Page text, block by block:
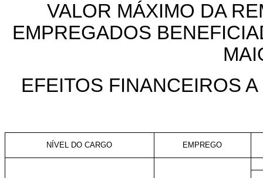
VALOR MÁXIMO DA
EMPREGADOS
EFEITOS FINANCEIROS
NÍVEL DO CARGO EMPREGO